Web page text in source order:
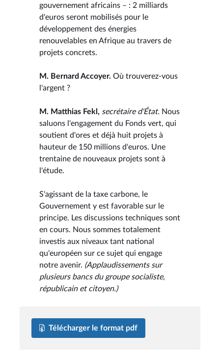
gouvernement africains – : 2 milliards
d'euros seront mobilisés pour le
développement des énergies
renouvelables en Afrique au travers de
projets concrets.
M. Bernard Accoyer. Où trouverez-vous
l'argent ?
M. Matthias Fekl, secrétaire d'État. Nous
saluons l'engagement du Fonds vert, qui
soutient d'ores et déjà huit projets à
hauteur de 150 millions d'euros. Une
trentaine de nouveaux projets sont à
l'étude.
S'agissant de la taxe carbone, le
Gouvernement y est favorable sur le
principe. Les discussions techniques sont
en cours. Nous sommes totalement
investis aux niveaux tant national
qu'européen sur ce sujet qui engage
notre avenir. (Applaudissements sur
plusieurs bancs du groupe socialiste,
républicain et citoyen.)
Télécharger le format pdf